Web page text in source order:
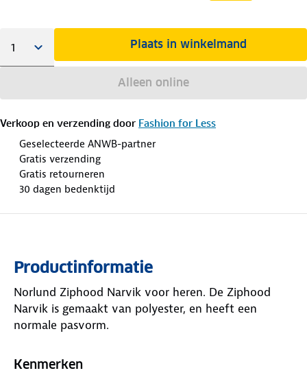
Plaats in winkelmand
Alleen online
Verkoop en verzending door Fashion for Less
Geselecteerde ANWB-partner
Gratis verzending
Gratis retourneren
30 dagen bedenktijd
Productinformatie
Norlund Ziphood Narvik voor heren. De Ziphood
Narvik is gemaakt van polyester, en heeft een
normale pasvorm.
Kenmerken